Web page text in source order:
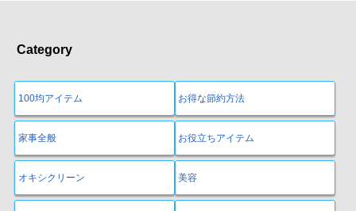
Category
100均アイテム お得な節約方法
家事全般 お役立ちアイテム
オキシクリーン 美容